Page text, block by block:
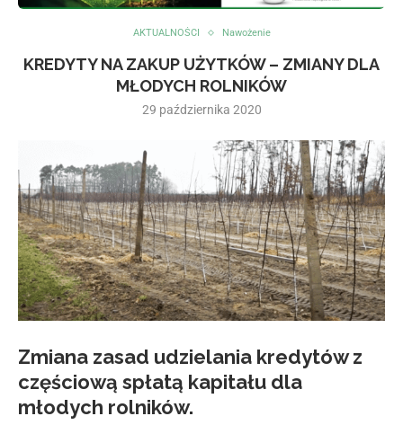
AKTUALNOŚCI Nawożenie
KREDYTY NA ZAKUP UŻYTKÓW – ZMIANY DLA
MŁODYCH ROLNIKÓW
29 października 2020
Zmiana zasad udzielania kredytów z
częściową spłatą kapitału dla
młodych rolników.